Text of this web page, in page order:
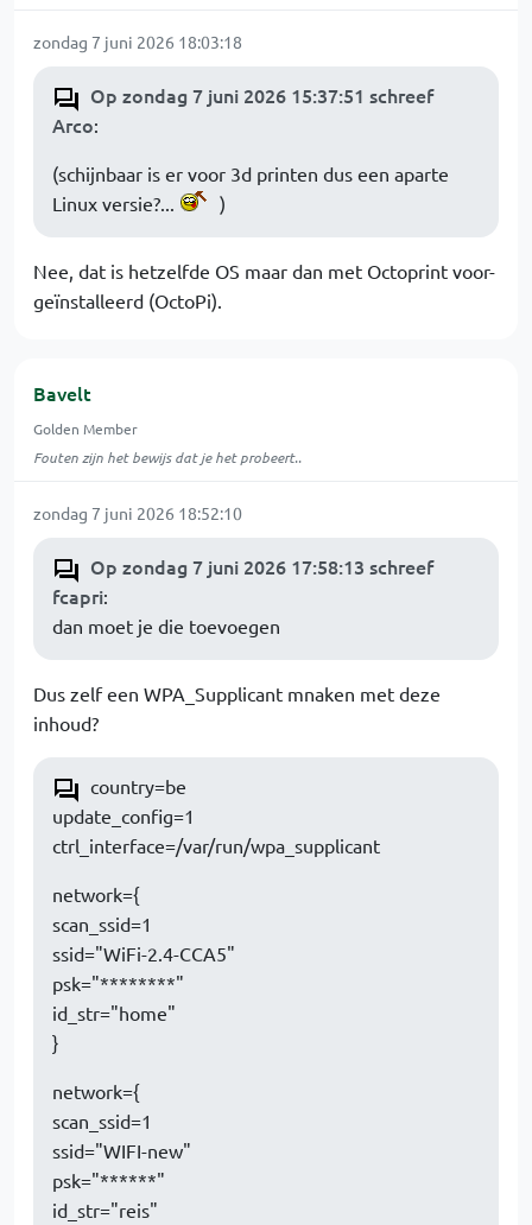
zondag 7 juni 2026 18:03:18
Op zondag 7 juni 2026 15:37:51 schreef
Arco:
(schijnbaar is er voor 3d printen dus een aparte
Linux versie?...
)
Nee, dat is hetzelfde OS maar dan met Octoprint voor-
geïnstalleerd (OctoPi).
Bavelt
Golden Member
Fouten zijn het bewijs dat je het probeert..
zondag 7 juni 2026 18:52:10
Op zondag 7 juni 2026 17:58:13 schreef
fcapri:
dan moet je die toevoegen
Dus zelf een WPA_Supplicant mnaken met deze
inhoud?
country=be
update_config=1
ctrl_interface=/var/run/wpa_supplicant
network={
scan_ssid=1
ssid="WiFi-2.4-CCA5"
psk="********"
id_str="home"
}
network={
scan_ssid=1
ssid="WIFI-new"
psk="******"
id_str="reis"